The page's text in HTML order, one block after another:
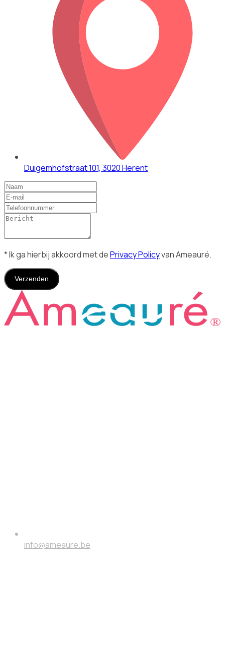
Duigemhofstraat 101, 3020 Herent
* Ik ga hierbij akkoord met dePrivacy Policyvan Ameauré.
Verzenden
info@ameaure.be